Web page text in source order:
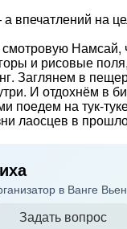
впечатлений на
Намсай,
и рисовые
Заглянем в
И отдохнём в
поедем на тук-
лаосцев в
в Ванге
Задать вопрос